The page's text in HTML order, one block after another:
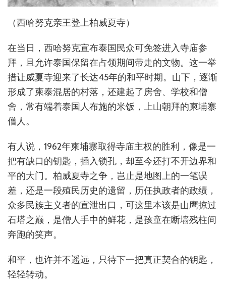
（西哈努克亲王登上柏威夏寺）
在当日，西哈努克宣布泰国民众可免签进入寺庙参
拜，且允许泰国保留在占领期间带走的文物。这一举
措让威夏寺迎来了长达45年的和平时期。山下，逐渐
形成了柬泰混居的村落，还建起了房舍、学校和僧
舍，常有端着泰国人布施的米饭，上山朝拜的柬埔寨
僧人。
有人说，1962年柬埔寨取得寺庙主权的胜利，像是一
把有缺口的钥匙，插入锁孔，却至今还打不开边界和
平的大门。柏威夏寺之争，岂止是地图上的一笔误
差，还是一段殖民历史的遗留，历任执政者的政绩，
众多民族主义者的宣泄出口，可这里本该是山鹰掠过
石塔之巅，是僧人手中的鲜花，是孩童在断墙残柱间
奔跑的笑声。
和平，也许并不遥远，只待下一把真正契合的钥匙，
轻轻转动。